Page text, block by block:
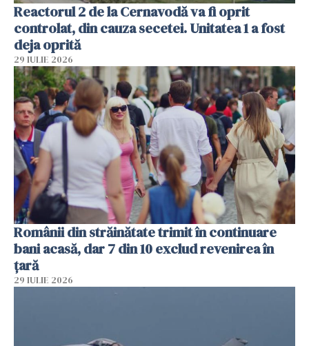
Reactorul 2 de la Cernavodă va fi oprit
controlat, din cauza secetei. Unitatea 1 a fost
deja oprită
29 IULIE 2026
Românii din străinătate trimit în continuare
bani acasă, dar 7 din 10 exclud revenirea în
țară
29 IULIE 2026